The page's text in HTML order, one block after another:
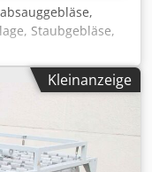
Staubgebläse,
-Filterträger:
aus
440/H1060 mm -
Asyznk Hek Doa
Kleinanzeige